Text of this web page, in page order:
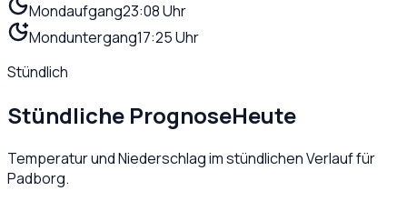
Mondaufgang23:08 Uhr
Monduntergang17:25 Uhr
Stündlich
Stündliche PrognoseHeute
Temperatur und Niederschlag im stündlichen Verlauf für
Padborg.